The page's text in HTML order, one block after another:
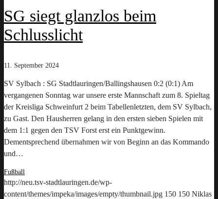
SG siegt glanzlos beim
Schlusslicht
11. September 2024
SV Sylbach : SG Stadtlauringen/Ballingshausen 0:2 (0:1) Am
vergangenen Sonntag war unsere erste Mannschaft zum 8. Spieltag
der Kreisliga Schweinfurt 2 beim Tabellenletzten, dem SV Sylbach,
zu Gast. Den Hausherren gelang in den ersten sieben Spielen mit
dem 1:1 gegen den TSV Forst erst ein Punktgewinn.
Dementsprechend übernahmen wir von Beginn an das Kommando
und…
Fußball
http://neu.tsv-stadtlauringen.de/wp-
content/themes/impeka/images/empty/thumbnail.jpg 150 150 Niklas